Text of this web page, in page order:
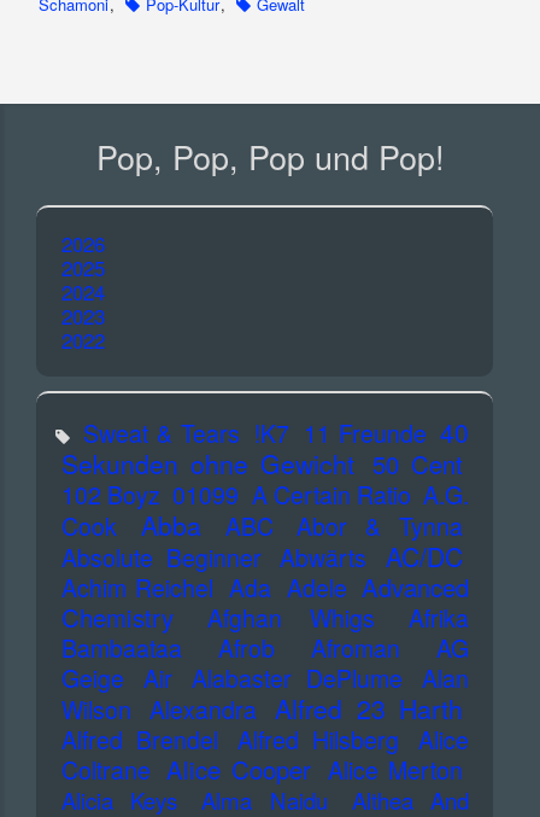
Pop, Pop, Pop und Pop!
2026
2025
2024
2023
2022
Sweat & Tears !K7 11 Freunde 40
Sekunden ohne Gewicht 50 Cent
102 Boyz 01099 A Certain Ratio A.G.
Cook
Abba ABC
Abor & Tynna
Absolute Beginner Abwärts AC/DC
Achim Reichel Ada Adele Advanced
Chemistry
Afghan Whigs
Afrika
Bambaataa
Afrob Afroman
AG
Geige
Air Alabaster DePlume
Alan
Wilson Alexandra Alfred 23 Harth
Alfred Brendel Alfred Hilsberg
Alice
Coltrane Alice Cooper Alice Merton
Alicia Keys Alma Naidu
Althea And